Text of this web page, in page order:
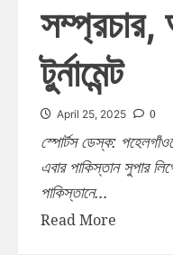
সম্প্রচার,
টুর্নামেন্ট
April 25, 2025 0
স্পোর্টস ডেস্ক:
এবার পাকিস্তান সুপার
পাকিস্তানে...
Read More